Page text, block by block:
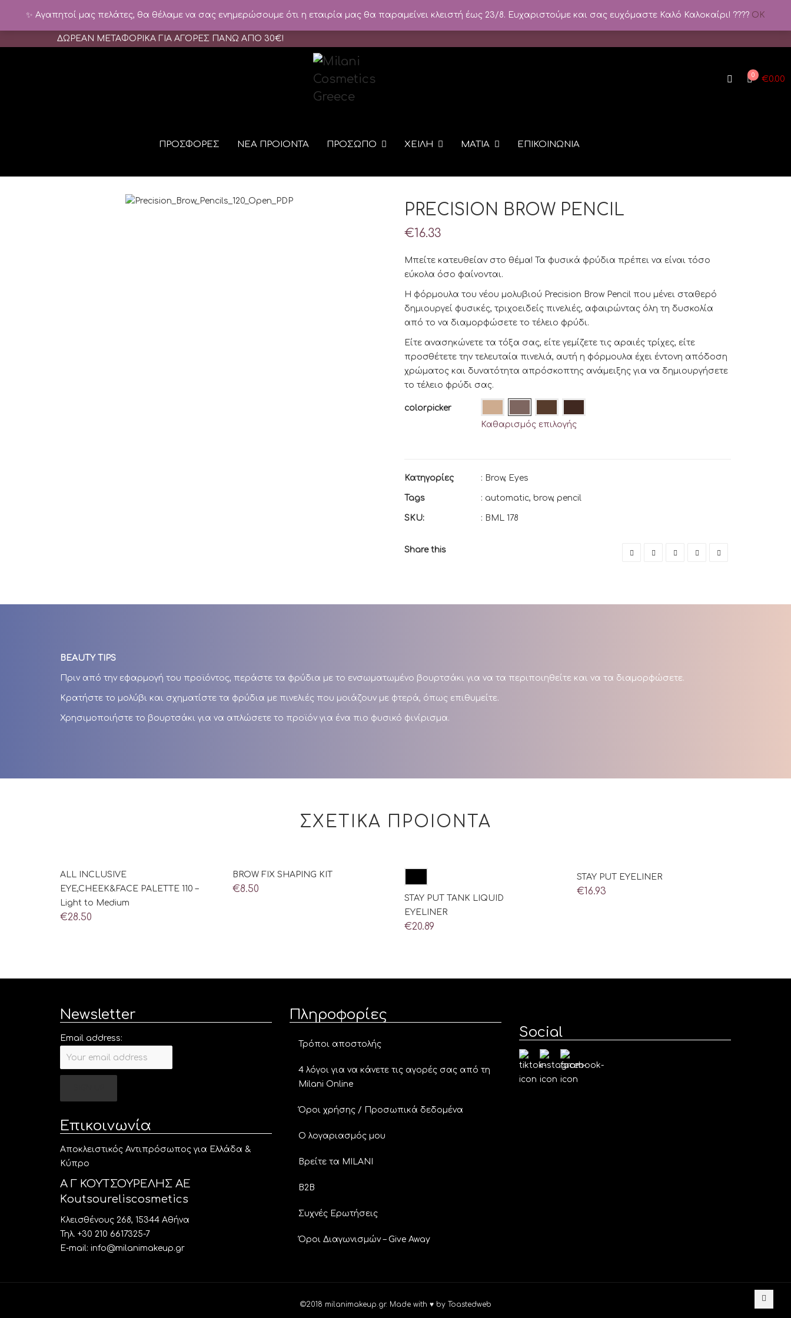
ΔΩΡΕΑΝ ΜΕΤΑΦΟΡΙΚΑ ΓΙΑ ΑΓΟΡΕΣ ΠΑΝΩ ΑΠΟ 30€!
0 €0.00
ΠΡΟΣΦΟΡΕΣ ΝΕΑ ΠΡΟΙΟΝΤΑ ΠΡΟΣΩΠΟ ΧΕΙΛΗ ΜΑΤΙΑ ΕΠΙΚΟΙΝΩΝΙΑ
PRECISION BROW PENCIL
€16.33
Μπείτε κατευθείαν στο θέμα! Τα φυσικά φρύδια πρέπει να είναι τόσο
εύκολα όσο φαίνονται.
Η φόρμουλα του νέου μολυβιού Precision Brow Pencil που μένει σταθερό
δημιουργεί φυσικές, τριχοειδείς πινελιές, αφαιρώντας όλη τη δυσκολία
από το να διαμορφώσετε το τέλειο φρύδι.
Είτε ανασηκώνετε τα τόξα σας, είτε γεμίζετε τις αραιές τρίχες, είτε
προσθέτετε την τελευταία πινελιά, αυτή η φόρμουλα έχει έντονη απόδοση
χρώματος και δυνατότητα απρόσκοπτης ανάμειξης για να δημιουργήσετε
το τέλειο φρύδι σας.
colorpicker
Καθαρισμός επιλογής
Κατηγορίες : Brow, Eyes
Tags : automatic, brow, pencil
SKU: : BML 178
Share this
BEAUTY TIPS
Πριν από την εφαρμογή του προϊόντος, περάστε τα φρύδια με το ενσωματωμένο βουρτσάκι για να τα περιποιηθείτε και να τα διαμορφώσετε.
Κρατήστε το μολύβι και σχηματίστε τα φρύδια με πινελιές που μοιάζουν με φτερά, όπως επιθυμείτε.
Χρησιμοποιήστε το βουρτσάκι για να απλώσετε το προϊόν για ένα πιο φυσικό φινίρισμα.
ΣΧΕΤΙΚΑ ΠΡΟΙΟΝΤΑ
ALL INCLUSIVE
EYE,CHEEK&FACE PALETTE 110 –
Light to Medium
€28.50
BROW FIX SHAPING KIT
€8.50
STAY PUT TANK LIQUID
EYELINER
€20.89
STAY PUT EYELINER
€16.93
Newsletter
Email address:
Επικοινωνία
Aποκλειστικός Αντιπρόσωπος για Ελλάδα &
Κύπρο
Α Γ ΚΟΥΤΣΟΥΡΕΛΗΣ ΑΕ
Κoutsoureliscosmetics
Κλεισθένους 268, 15344 Αθήνα
Τηλ. +30 210 6617325-7
E-mail: info@milanimakeup.gr
Πληροφορίες
Τρόποι αποστολής
4 λόγοι για να κάνετε τις αγορές σας από τη
Milani Online
Όροι χρήσης / Προσωπικά δεδομένα
Ο λογαριασμός μου
Βρείτε τα MILANI
B2B
Συχνές Ερωτήσεις
Όροι Διαγωνισμών – Give Away
Social
©2018 milanimakeup.gr. Made with ♥ by Toastedweb
✨ Αγαπητοί μας πελάτες, θα θέλαμε να σας ενημερώσουμε ότι η εταιρία μας θα παραμείνει κλειστή έως 23/8. Ευχαριστούμε και σας ευχόμαστε Καλό Καλοκαίρι! ????️ OK